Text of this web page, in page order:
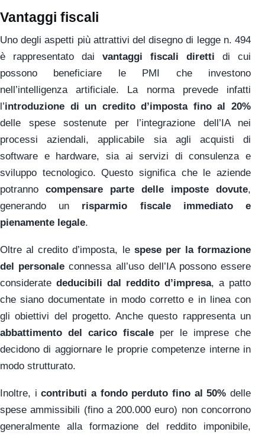
Vantaggi fiscali
Uno degli aspetti più attrattivi del disegno di legge n. 494
è rappresentato dai vantaggi fiscali diretti di cui
possono beneficiare le PMI che investono
nell’intelligenza artificiale. La norma prevede infatti
l’introduzione di un credito d’imposta fino al 20%
delle spese sostenute per l’integrazione dell’IA nei
processi aziendali, applicabile sia agli acquisti di
software e hardware, sia ai servizi di consulenza e
sviluppo tecnologico. Questo significa che le aziende
potranno compensare parte delle imposte dovute,
generando un risparmio fiscale immediato e
pienamente legale.
Oltre al credito d’imposta, le spese per la formazione
del personale connessa all’uso dell’IA possono essere
considerate deducibili dal reddito d’impresa, a patto
che siano documentate in modo corretto e in linea con
gli obiettivi del progetto. Anche questo rappresenta un
abbattimento del carico fiscale per le imprese che
decidono di aggiornare le proprie competenze interne in
modo strutturato.
Inoltre, icontributi a fondo perduto fino al 50% delle
spese ammissibili (fino a 200.000 euro) non concorrono
generalmente alla formazione del reddito imponibile,